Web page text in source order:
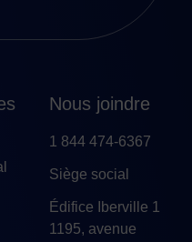
Nous joindre
1 844 474-6367
Siège social
Édifice Iberville 1
1195, avenue